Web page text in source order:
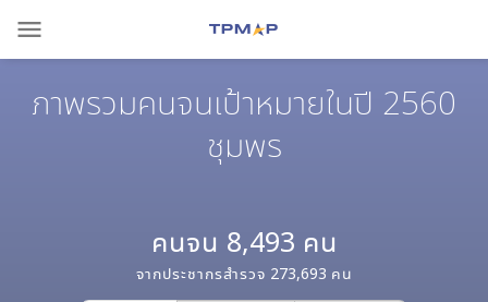
menu
ภาพรวมคนจนเป้าหมายในปี 2560
ชุมพร
คนจน 8,493 คน
จากประชากรสำรวจ 273,693 คน